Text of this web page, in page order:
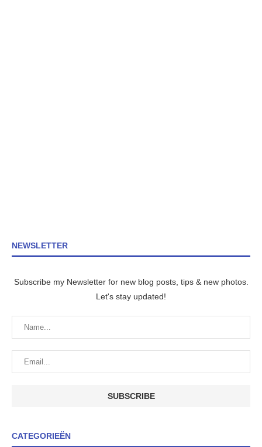
NEWSLETTER
Subscribe my Newsletter for new blog posts, tips & new photos.
Let's stay updated!
CATEGORIEËN